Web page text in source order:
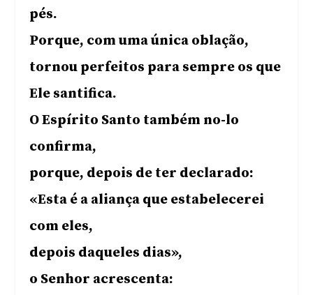
pés.
Porque, com uma única oblação,
tornou perfeitos para sempre os que
Ele santifica.
O Espírito Santo também no-lo
confirma,
porque, depois de ter declarado:
«Esta é a aliança que estabelecerei
com eles,
depois daqueles dias»,
o Senhor acrescenta: